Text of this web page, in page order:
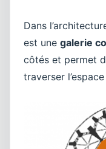
Dans
est une galerie
côtés et permet
traverser